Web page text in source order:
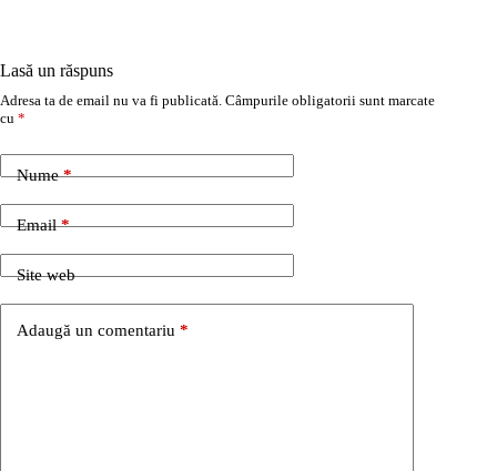
Lasă un răspuns
Adresa ta de email nu va fi publicată. Câmpurile obligatorii sunt marcate
cu *
Nume*
Email*
Site web
Adaugă un comentariu *